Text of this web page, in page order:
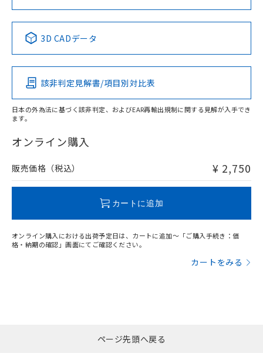
Pb Hg Cd Cr(VI)
O
在庫等で未対応品が混在する可能性があります。
問い合わせください。
No No No No
この製品の規格認証/適合状況ページへ
その他の認証はこちらのページからご検索ください
3D CADデータ
該非判定見解書/項目別対比表
日本の外為法に基づく該非判定、およびEAR再輸出規制に関する見解が入手でき
ます。
オンライン購入
販売価格（税込） ¥ 2,750
カートに追加
オンライン購入における出荷予定日は、カートに追加～「ご購入手続き：価
格・納期の確認」画面にてご確認ください。
カートをみる
ページ先頭へ戻る